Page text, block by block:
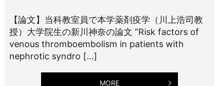
【論文】当科教室員で本学薬剤疫学（川上浩司教
授）大学院生の新川神奈の論文 ”Risk factors of
venous thromboembolism in patients with
nephrotic syndro […]
MORE